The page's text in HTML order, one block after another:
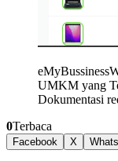
UMKM yang
Dokumentasi
0Terbaca
Facebook X